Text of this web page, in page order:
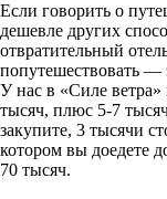
Если говорить о
дешевле других
отвратительный
попутешествовать —
У нас в «Силе ветра»
тысяч, плюс 5-7
закупите, 3 тысячи
котором вы доедете
70 тысяч.